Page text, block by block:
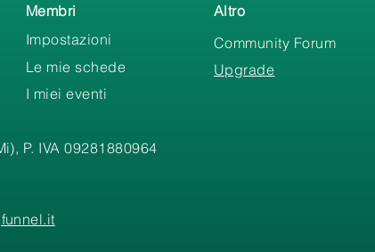
Membri
Impostazioni
Le mie schede
I miei eventi
Altro
Community Forum
Upgrade
P. IVA 09281880964